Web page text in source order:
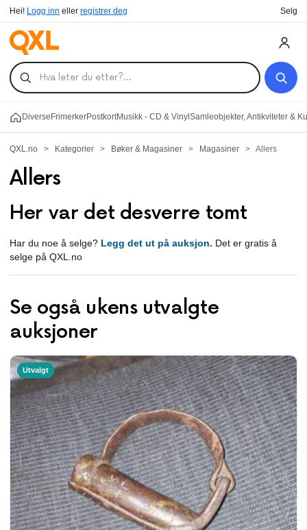
Hei! Logg inn eller registrer deg Selg
Diverse FrimerkerPostkortMusikk - CD & Vinyl Samleobjekter, Antikviteter &
QXL.no > Kategorier > Bøker & Magasiner > Magasiner > Allers
Allers
Her var det desverre tomt
Har du noe å selge? Legg det ut på auksjon. Det er gratis å
selge på QXL.no
Se også ukens utvalgte
auksjoner
Utvalgt